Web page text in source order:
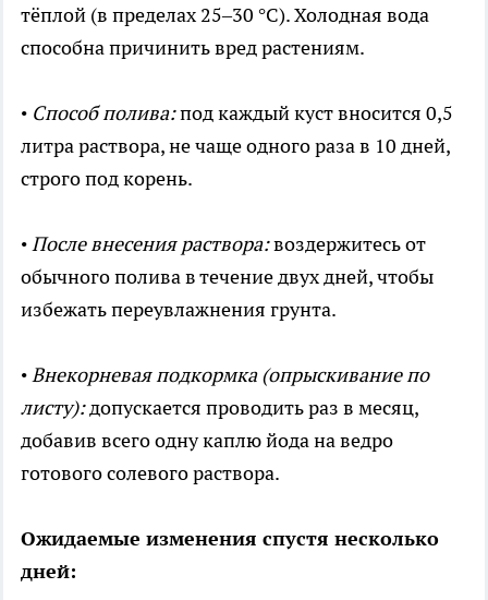
тёплой (в пределах 25–30 °C). Холодная вода
способна причинить вред растениям.
• Способ полива:под каждый куст вносится 0,5
литра раствора, не чаще одного раза в 10 дней,
строго под корень.
•После внесения раствора:воздержитесь от
обычного полива в течение двух дней, чтобы
избежать переувлажнения грунта.
•Внекорневая подкормка (опрыскивание по
листу):допускается проводить раз в месяц,
добавив всего одну каплю йода на ведро
готового солевого раствора.
Ожидаемые изменения спустя несколько
дней: